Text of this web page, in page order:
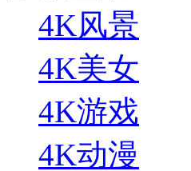
4K风景
4K美女
4K游戏
4K动漫